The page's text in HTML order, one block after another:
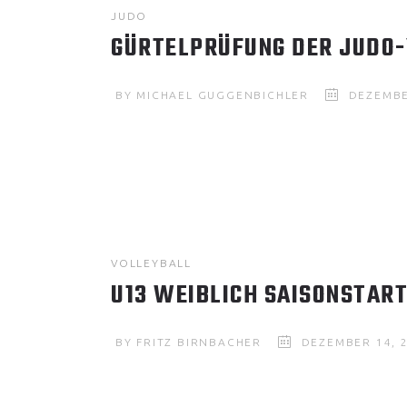
JUDO
GÜRTELPRÜFUNG DER
BY MICHAEL GUGGENBICHLER
VOLLEYBALL
U13 WEIBLICH SAISONSTART
BY FRITZ BIRNBACHER DEZEMBER 14,